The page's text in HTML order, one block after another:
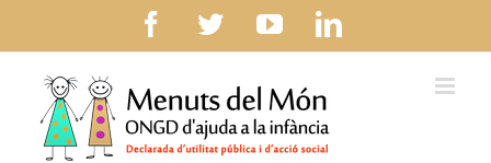
content
facebook
twitteryoutubelinkedin